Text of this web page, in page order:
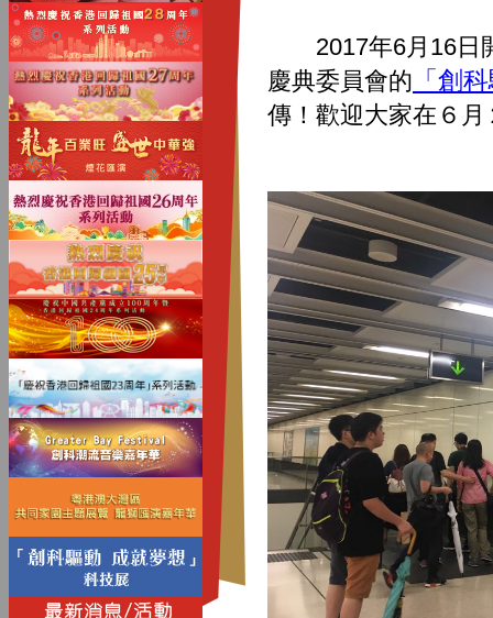
2017年6月16日
慶典委員會的 「創
傳！歡迎大家在６